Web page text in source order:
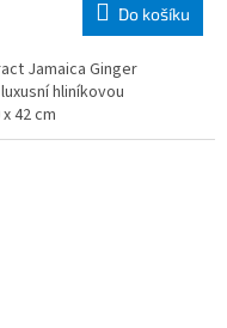
Do košíku
Jamaica Ginger
hliníkovou
42 cm